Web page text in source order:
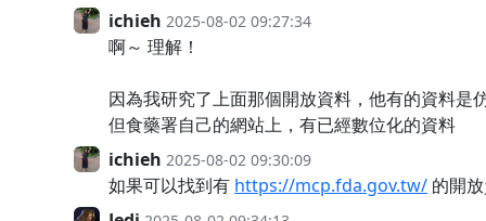
ichieh 2025-08-02 09:27:34
啊～ 理解！
因為我研究了上面那個開放資料，他有的資料是
但食藥署自己的網站上，有已經數位化的資料
ichieh 2025-08-02 09:30:09
如果可以找到有 https://mcp.fda.gov.tw/ 的開